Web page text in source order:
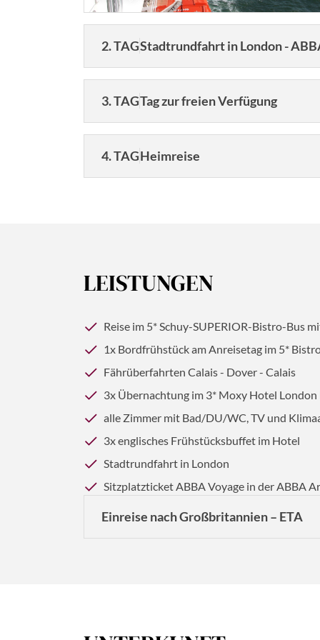
2. TAGStadtrundfahrt in London -
3. TAGTag zur freien Verfügung
©Mistervlad - stock.adobe.com
4. TAGHeimreise
LEISTUNGEN
Reise im 5* Schuy-SUPERIOR-Bistro-Bus
1x Bordfrühstück am Anreisetag im 5*
Fährüberfahrten Calais - Dover - Calais
3x Übernachtung im 3* Moxy Hotel London
alle Zimmer mit Bad/DU/WC, TV und
3x englisches Frühstücksbuffet im Hotel
Stadtrundfahrt in London
Sitzplatzticket ABBA Voyage in der ABBA
Einreise nach Großbritannien – ETA
EU-Bürger können die elektronische